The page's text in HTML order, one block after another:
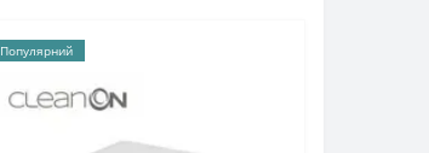
Популярний